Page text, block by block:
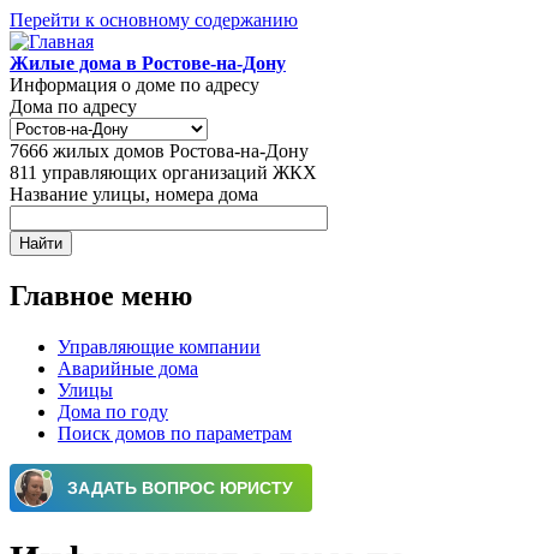
Перейти к основному содержанию
Жилые дома в Ростове-на-Дону
Информация о доме по адресу
Дома по адресу
7666 жилых домов Ростова-на-Дону
811 управляющих организаций ЖКХ
Название улицы, номера дома
Главное меню
Управляющие компании
Аварийные дома
Улицы
Дома по году
Поиск домов по параметрам